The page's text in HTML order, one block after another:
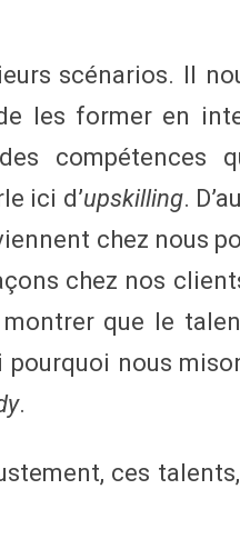
scénarios. Il
les former en
compétences
ici d’upskilling.
chez nous
chez nos
que le
nous
.
ces